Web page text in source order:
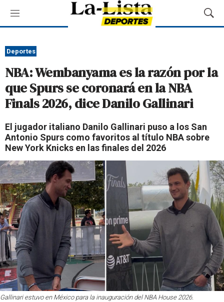
M
e
ú
M
o
a
r
u
e
a
Deportes
NBA: Wembanyama es la razón por la
que Spurs se coronará en la NBA
Finals 2026, dice Danilo Gallinari
El jugador italiano Danilo Gallinari puso a los San
Antonio Spurs como favoritos al título NBA sobre
New York Knicks en las finales del 2026
Gallinari estuvo en México para la inauguración del NBA House 2026.